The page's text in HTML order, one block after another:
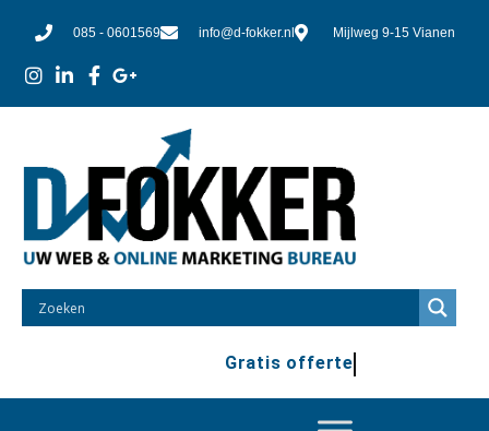
085 - 0601569 info@d-fokker.nl Mijlweg 9-15 Vianen
Gratis offerte